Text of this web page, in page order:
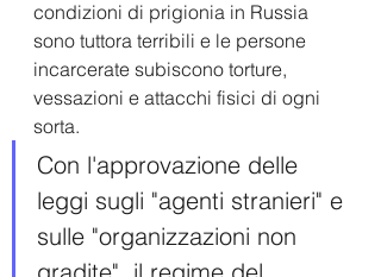
condizioni di prigionia in Russia
sono tuttora terribili e le persone
incarcerate subiscono torture,
vessazioni e attacchi fisici di ogni
sorta.
Con l'approvazione delle
leggi sugli "agenti stranieri" e
sulle "organizzazioni non